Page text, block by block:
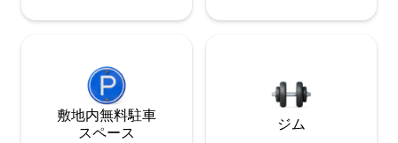
敷地内無料駐⁠車
ス⁠ペ⁠ー⁠ス
ジム